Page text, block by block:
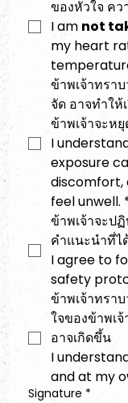
ของหัวใจ ค
I am not
my heart
ข้าพเจ้าทรา
จัด อาจทำใ
ข้าพเจ้าจะห
I
exposure
discomfort,
feel unwell.
ข้าพเจ้าจะป
คำแนะนำที่ไ
I agree to
safety
ข้าพเจ้าทรา
ใจของข้าพเ
อาจเกิดขึ้น
I
and at my
Signature *